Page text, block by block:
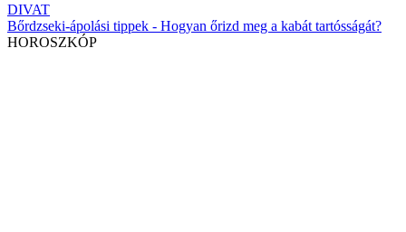
DIVAT
Bőrdzseki-ápolási tippek - Hogyan őrizd meg a kabát tartósságát?
HOROSZKÓP